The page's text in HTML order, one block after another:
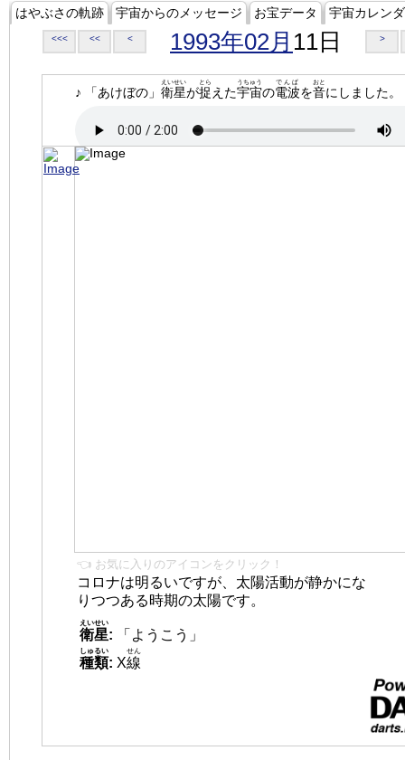
はやぶさの軌跡 宇宙からのメッセージ お宝データ 宇宙カレン
<<< << < 1993年02月 11日 >
♪ 「あけぼの」 衛星
えいせい
が捉
とら
えた宇宙
うちゅう
の電波
でんぱ
を音
おと
にしました。
👈 お気に入りのアイコンをクリック！
コロナは明るいですが、太陽活動が静かにな
りつつある時期の太陽です。
衛星
えいせい
:
「ようこう」
種類
しゅるい
: X線
せん